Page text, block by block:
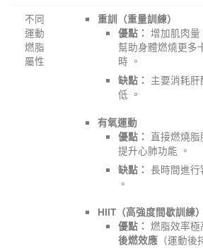
不同
運動
燃脂
屬性
重訓（重量訓練）
優點： 增加肌肉量
幫助身體燃燒更多
時 。
缺點： 主要消耗
低 。
有氧運動
優點： 直接燃燒脂
提升心肺功能 。
缺點： 長時間進
。
HIIT（高強度間歇訓練）
優點： 燃脂效率
後燃效應 （運動